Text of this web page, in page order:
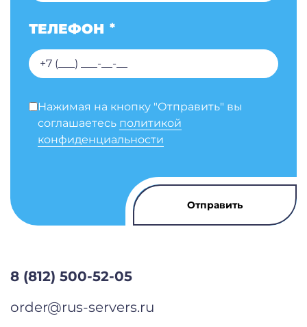
ТЕЛЕФОН *
Нажимая на кнопку "Отправить" вы
соглашаетесь политикой
конфиденциальности
8 (812) 500-52-05
order@rus-servers.ru